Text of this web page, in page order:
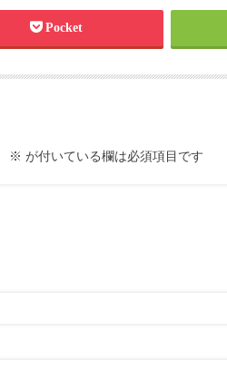
Pocket
※ が付いている欄は必須項目です